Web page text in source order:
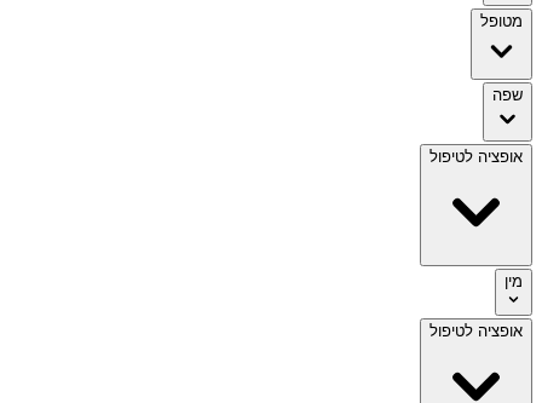
מטופל
שפה
אופציה לטיפול
מין
אופציה לטיפול